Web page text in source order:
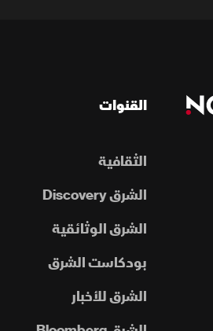
القنوات
الثقافية
الشرق Discovery
الشرق الوثائقية
بودكاست الشرق
الشرق للأخبار